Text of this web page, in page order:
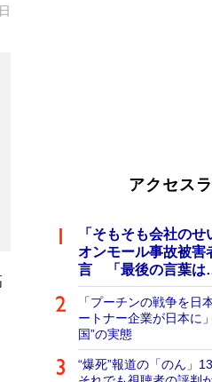
アクセス
「そもそも会社の
オンモール事故被害
言 「最後の言葉は
「プーチンの戦争を日
ートナー企業が日本に
国”の実態
“爆死”報道の「のん」